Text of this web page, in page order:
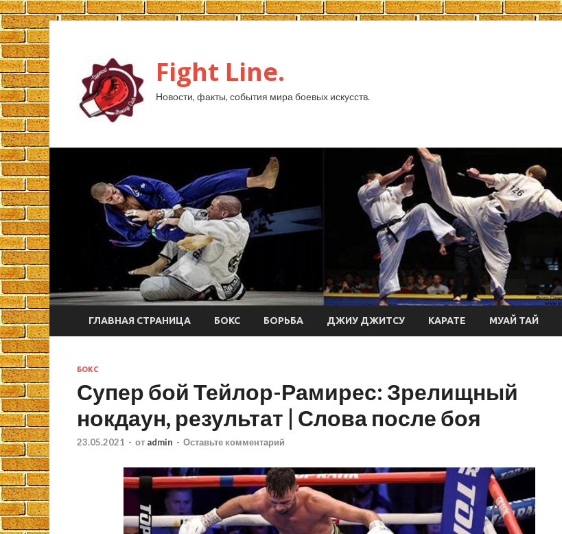
Fight Line.
Новости, факты, события мира боевых искусств.
ГЛАВНАЯ СТРАНИЦА БОКС БОРЬБА ДЖИУ ДЖИТСУ КАРАТЕ МУАЙ ТАЙ
БОКС
Супер бой Тейлор-Рамирес: Зрелищный
нокдаун, результат | Слова после боя
23.05.2021 - от admin - Оставьте комментарий